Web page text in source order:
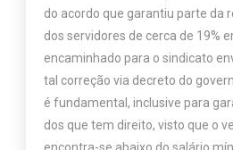
do acordo que garantiu parte da
dos servidores de cerca de 19%
encaminhado para o sindicato
tal correção via decreto do
é fundamental, inclusive para
dos que tem direito, visto que o